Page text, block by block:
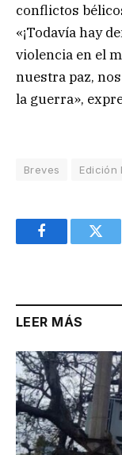
conflictos
«¡Todavía hay
violencia en el
nuestra paz,
la guerra»,
Breves Edición
Facebook
LEER MÁS